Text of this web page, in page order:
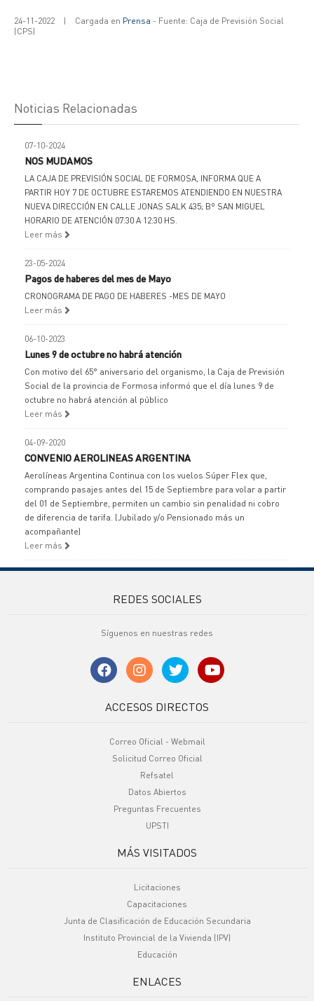
24-11-2022 | Cargada en Prensa - Fuente: Caja de Previsión Social
(CPS)
Noticias Relacionadas
07-10-2024
NOS MUDAMOS
LA CAJA DE PREVISIÓN SOCIAL DE FORMOSA, INFORMA QUE A
PARTIR HOY 7 DE OCTUBRE ESTAREMOS ATENDIENDO EN NUESTRA
NUEVA DIRECCIÓN EN CALLE JONAS SALK 435; Bº SAN MIGUEL
HORARIO DE ATENCIÓN 07:30 A 12:30 HS.
Leer más
23-05-2024
Pagos de haberes del mes de Mayo
CRONOGRAMA DE PAGO DE HABERES -MES DE MAYO
Leer más
06-10-2023
Lunes 9 de octubre no habrá atención
Con motivo del 65° aniversario del organismo, la Caja de Previsión
Social de la provincia de Formosa informó que el día lunes 9 de
octubre no habrá atención al público
Leer más
04-09-2020
CONVENIO AEROLINEAS ARGENTINA
Aerolíneas Argentina Continua con los vuelos Súper Flex que,
comprando pasajes antes del 15 de Septiembre para volar a partir
del 01 de Septiembre, permiten un cambio sin penalidad ni cobro
de diferencia de tarifa. (Jubilado y/o Pensionado más un
acompañante)
Leer más
REDES SOCIALES
Síguenos en nuestras redes
ACCESOS DIRECTOS
Correo Oficial - Webmail
Solicitud Correo Oficial
Refsatel
Datos Abiertos
Preguntas Frecuentes
UPSTI
MÁS VISITADOS
Licitaciones
Capacitaciones
Junta de Clasificación de Educación Secundaria
Instituto Provincial de la Vivienda (IPV)
Educación
ENLACES